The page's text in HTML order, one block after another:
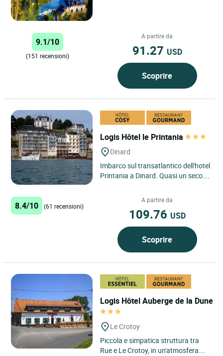
9.1/10
(151 recensioni)
A partire da
91.27 USD
Scoprire
Logis Hôtel le Printania
Dinard
Imbarco sul transatlantico dell'hotel
Printania a Dinard. Quasi un secolo
servizio dalla...
8.4/10 (61 recensioni)
A partire da
109.76 USD
Scoprire
Logis Hôtel Auberge de la Dune
Le Crotoy
Piccola e simpatica struttura tra
Rue e Le Crotoy, in un'atmosfera